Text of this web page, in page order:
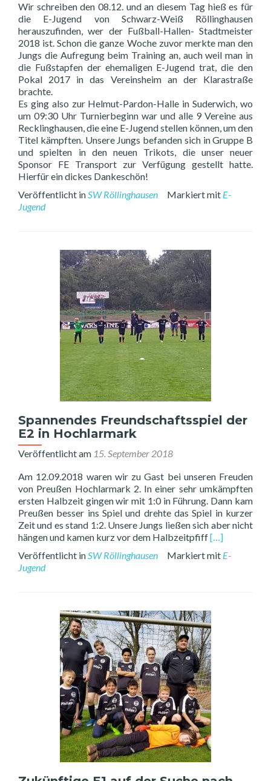
Wir schreiben den 08.12. und an diesem Tag hieß es für
die E-Jugend von Schwarz-Weiß Röllinghausen
herauszufinden, wer der Fußball-Hallen- Stadtmeister
2018 ist. Schon die ganze Woche zuvor merkte man den
Jungs die Aufregung beim Training an, auch weil man in
die Fußstapfen der ehemaligen E-Jugend trat, die den
Pokal 2017 in das Vereinsheim an der Klarastraße
brachte.
Es ging also zur Helmut-Pardon-Halle in Suderwich, wo
um 09:30 Uhr Turnierbeginn war und alle 9 Vereine aus
Recklinghausen, die eine E-Jugend stellen können, um den
Titel kämpften. Unsere Jungs befanden sich in Gruppe B
und spielten in den neuen Trikots, die unser neuer
Sponsor FE Transport zur Verfügung gestellt hatte.
Hierfür ein dickes Dankeschön!
Veröffentlicht inSW Röllinghausen Markiert mit E-
Jugend
Spannendes Freundschaftsspiel der
E2 in Hochlarmark
Veröffentlicht am 15. September 2018
Am 12.09.2018 waren wir zu Gast bei unseren Freuden
von Preußen Hochlarmark 2. In einer sehr umkämpften
ersten Halbzeit gingen wir mit 1:0 in Führung. Dann kam
Preußen besser ins Spiel und drehte das Spiel in kurzer
Zeit und es stand 1:2. Unsere Jungs ließen sich aber nicht
hängen und kamen kurz vor dem HalbzeitpfiffRead
about
E2
in
Hochlarmark
[…]
Veröffentlicht inSW Röllinghausen Markiert mit E-
Jugend